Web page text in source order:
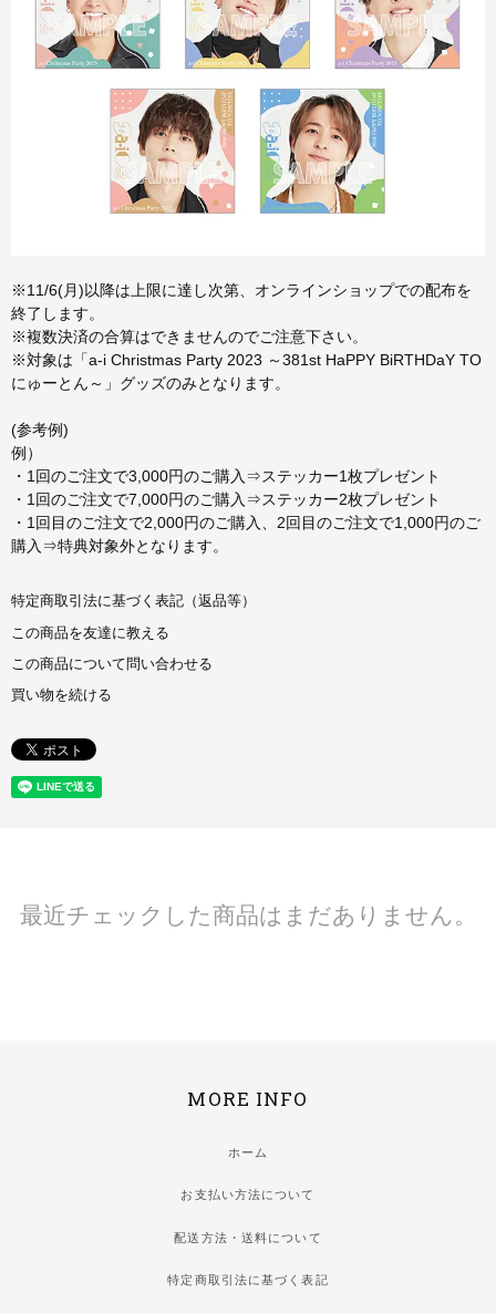
※11/6(月)以降は上限に達し次第、オンラインショップでの配布を
終了します。
※複数決済の合算はできませんのでご注意下さい。
※対象は「a-i Christmas Party 2023 ～381st HaPPY BiRTHDaY TO
にゅーとん～」グッズのみとなります。
(参考例)
例）
・1回のご注文で3,000円のご購入⇒ステッカー1枚プレゼント
・1回のご注文で7,000円のご購入⇒ステッカー2枚プレゼント
・1回目のご注文で2,000円のご購入、2回目のご注文で1,000円のご
購入⇒特典対象外となります。
特定商取引法に基づく表記（返品等）
この商品を友達に教える
この商品について問い合わせる
買い物を続ける
最近チェックした商品はまだありません。
MORE INFO
ホーム
お支払い方法について
配送方法・送料について
特定商取引法に基づく表記